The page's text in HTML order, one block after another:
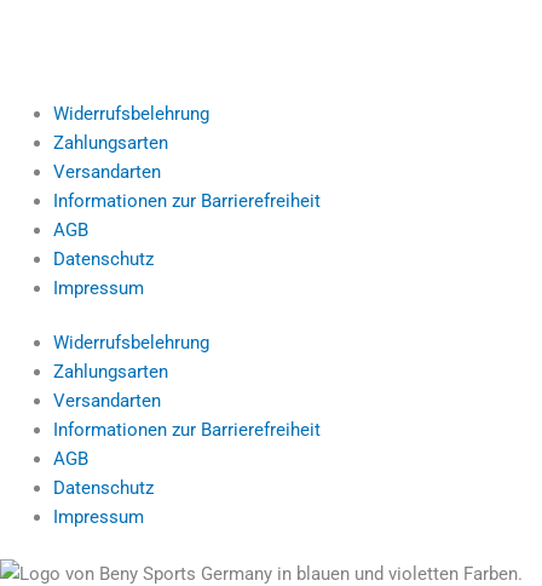
Widerrufsbelehrung
Zahlungsarten
Versandarten
Informationen zur Barrierefreiheit
AGB
Datenschutz
Impressum
Widerrufsbelehrung
Zahlungsarten
Versandarten
Informationen zur Barrierefreiheit
AGB
Datenschutz
Impressum